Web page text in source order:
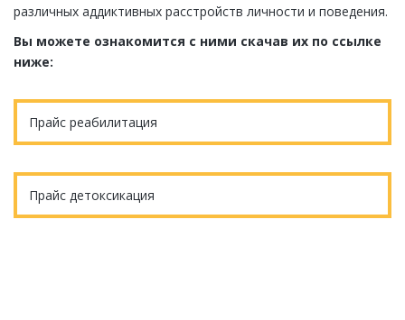
различных аддиктивных расстройств личности и поведения.
Вы можете ознакомится с ними скачав их по ссылке
ниже:
Прайс реабилитация
Прайс детоксикация